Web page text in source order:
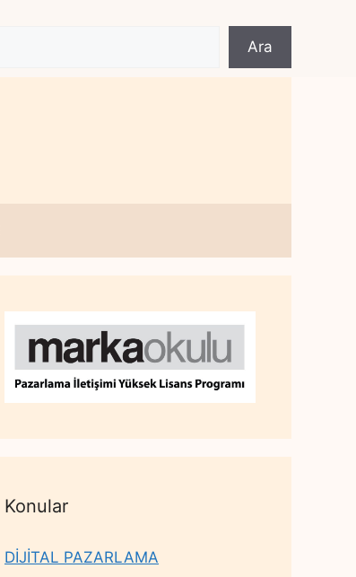
Ara
Konular
DİJİTAL PAZARLAMA